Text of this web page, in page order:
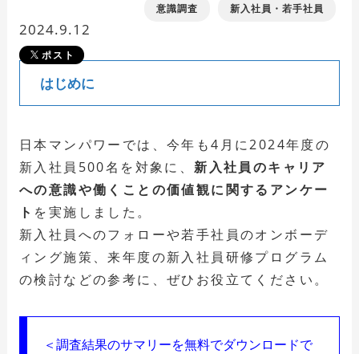
意識調査 新入社員・若手社員
2024.9.12
ポスト
はじめに
日本マンパワーでは、今年も4月に2024年度の
新入社員500名を対象に、新入社員のキャリア
への意識や働くことの価値観に関するアンケー
ト を実施しました。
新入社員へのフォローや若手社員のオンボーデ
ィング施策、来年度の新入社員研修プログラム
の検討などの参考に、ぜひお役立てください。
＜調査結果のサマリーを無料でダウンロードで